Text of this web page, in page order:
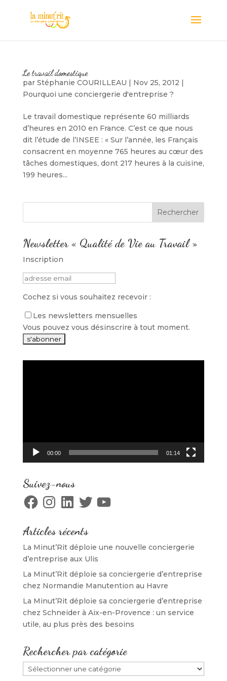
Le travail domestique
par Stéphanie COURILLEAU | Nov 25, 2012 |
Pourquoi une conciergerie d'entreprise ?
Le travail domestique représente 60 milliards
d’heures en 2010 en France. C’est ce que nous
dit l’étude de l’INSEE : « Sur l’année, les Français
consacrent en moyenne 765 heures au cœur des
tâches domestiques, dont 217 heures à la cuisine,
199 heures...
Newsletter « Qualité de Vie au Travail »
Inscription
Cochez si vous souhaitez recevoir :
Les newsletters mensuelles
Vous pouvez vous désinscrire à tout moment.
00:00 01:14
Suivez-nous
FacebookInstagramLinkedInTwitterYouTube
Articles récents
La Minut’Rit déploie une nouvelle conciergerie
d’entreprise aux Ulis
La Minut’Rit déploie sa conciergerie d’entreprise
chez Normandie Manutention au Havre
La Minut’Rit déploie sa conciergerie d’entreprise
chez Schneider à Aix-en-Provence : un service
utile, au plus près des besoins
Rechercher par catégorie
Rechercher
par